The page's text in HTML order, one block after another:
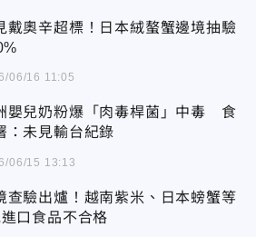
戴奧辛超標！日本絨螯蟹邊境抽驗
06/16 11:05
嬰兒奶粉爆「肉毒桿菌」中毒 食
：未見輸台紀錄
06/15 13:13
查驗出爐！越南紫米、日本螃蟹等
口食品不合格